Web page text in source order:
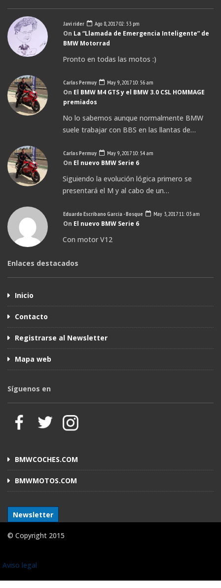
Javi rider Ago 8, 2017 02: 53 pm
On La “Llamada de Emergencia Inteligente” de
BMW Motorrad
Pronto en todas las motos :)
Carlos Permuy May 9, 2017 10: 56 am
On El BMW M4 GTS y el BMW 3.0 CSL HOMMAGE
premiados
No lo sabemos aunque normalmente BMW
suele trabajar con BBS en las llantas de…
Carlos Permuy May 9, 2017 10: 54 am
On El nuevo BMW Serie 6
Siguiendo la evolución lógica primero se
presentará el M y al cabo de un…
Eduardo Escribano García - Bosque May 3, 2017 11: 03 am
On El nuevo BMW Serie 6
Con motor V12
Enlaces destacados
Inicio
Contacto
Registrarse al Newsletter
Mapa web
Síguenos en
BMWCOCHES.COM
BMWMOTOS.COM
Newsletter
© Copyright 2015
Aviso legal